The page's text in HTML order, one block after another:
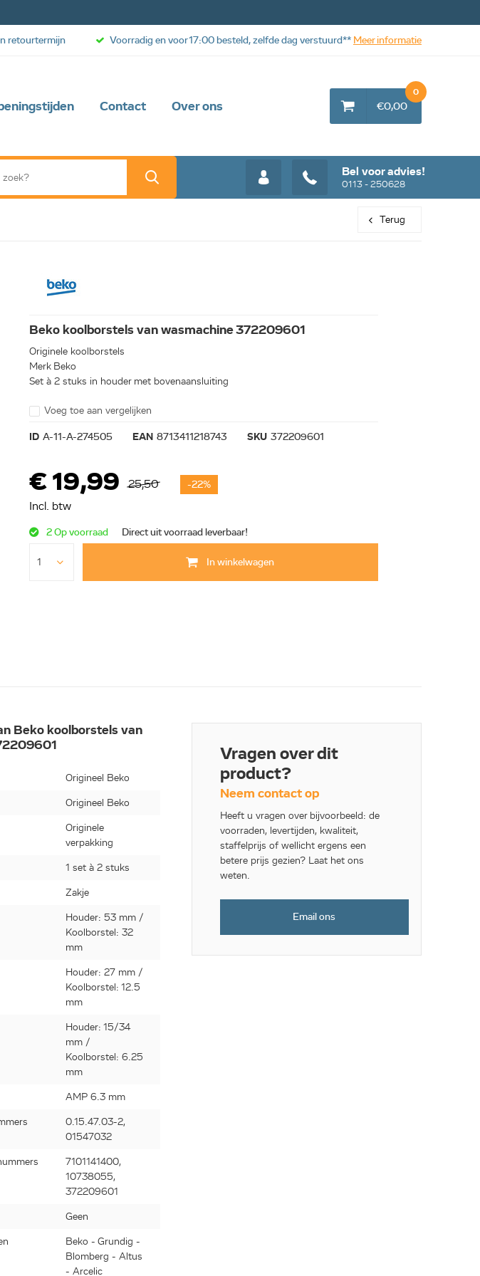
Contact Over ons
Bel voor advies!
0113 - 250628
€0,00
0
retourtermijn Voorradig en voor 17:00 besteld, zelfde dag verstuurd** Meer informatie
Terug
Beko koolborstels van wasmachine 372209601
Originele koolborstels
Merk Beko
Set à 2 stuks in houder met bovenaansluiting
Voeg toe aan vergelijken
ID A-11-A-274505 EAN 8713411218743 SKU 372209601
€ 19,99 25,50 -22%
Incl. btw
2 Op voorraad Direct uit voorraad leverbaar!
In winkelwagen
Beko koolborstels van
Origineel Beko
Origineel Beko
Originele
verpakking
1 set à 2 stuks
Zakje
Houder: 53 mm /
Koolborstel: 32
mm
Houder: 27 mm /
Koolborstel: 12.5
mm
Houder: 15/34
mm /
Koolborstel: 6.25
mm
AMP 6.3 mm
0.15.47.03-2,
01547032
7101141400,
10738055,
372209601
Geen
Beko - Grundig -
Blomberg - Altus
- Arcelic
Vragen over dit
product?
Neem contact op
Heeft u vragen over bijvoorbeeld: de
voorraden, levertijden, kwaliteit,
staffelprijs of wellicht ergens een
betere prijs gezien? Laat het ons
weten.
Email ons